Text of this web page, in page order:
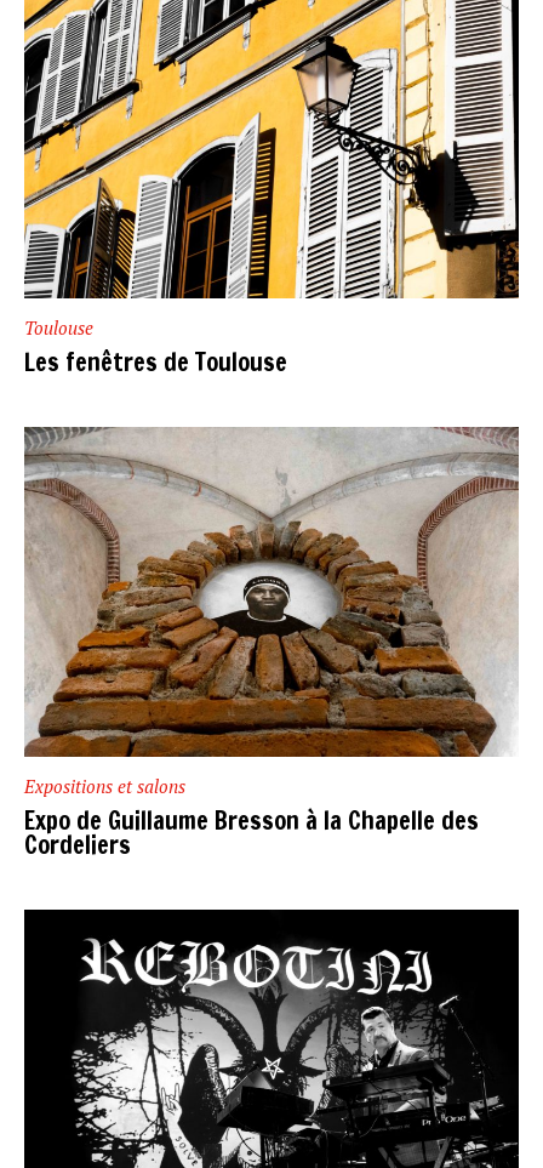
Toulouse
Les fenêtres de Toulouse
Expositions et salons
Expo de Guillaume Bresson à la Chapelle des
Cordeliers